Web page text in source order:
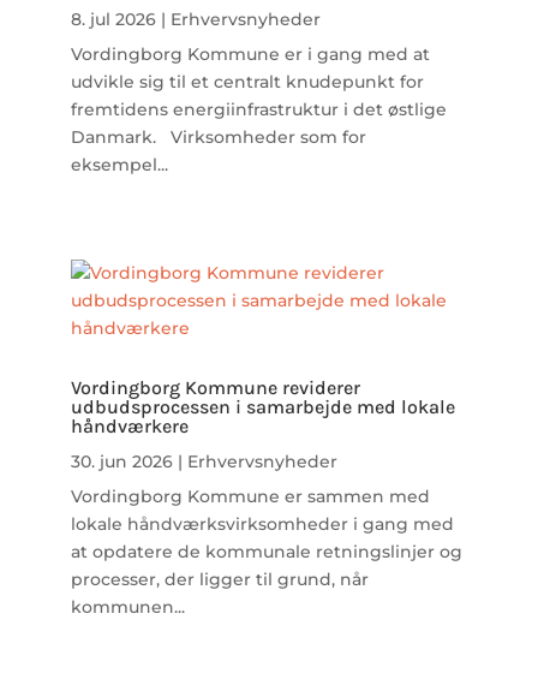
8. jul 2026 | Erhvervsnyheder
Vordingborg Kommune er i gang med at
udvikle sig til et centralt knudepunkt for
fremtidens energiinfrastruktur i det østlige
Danmark. Virksomheder som for
eksempel...
Vordingborg Kommune reviderer
udbudsprocessen i samarbejde med lokale
håndværkere
30. jun 2026 | Erhvervsnyheder
Vordingborg Kommune er sammen med
lokale håndværksvirksomheder i gang med
at opdatere de kommunale retningslinjer og
processer, der ligger til grund, når
kommunen...